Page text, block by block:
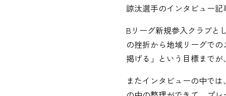
諒汰選手のインタビュー記
Bリーグ新規参入クラブと
の挫折から地域リーグで
掲げる」という目標までが
またインタビューの中で